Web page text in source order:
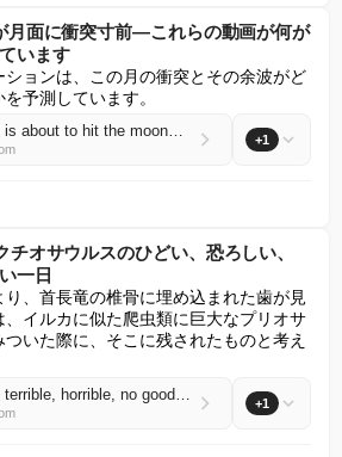
月面に衝突寸前—これらの動画が何が
います
ョンは、この月の衝突とその余波がど
予測しています。
A SpaceX rocket is about to hit the moon—these videos show what could happen +1
チオサウルスのひどい、恐ろしい、
一日
、首長竜の椎骨に埋め込まれた歯が見
イルカに似た爬虫類に巨大なプリオサ
いた際に、そこに残されたものと考え
An Ichthyosaur’s terrible, horrible, no good, very bad day 160 million years ago +1